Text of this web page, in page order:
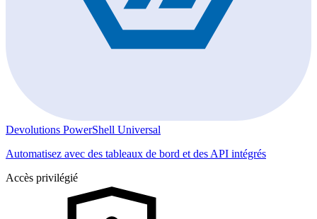
Devolutions PowerShell Universal
Automatisez avec des tableaux de bord et des API intégrés
Accès privilégié